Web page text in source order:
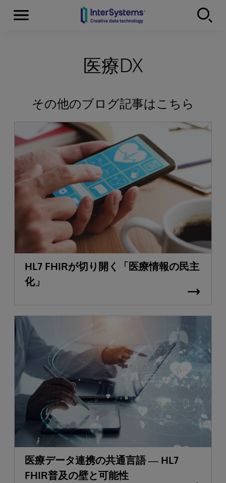
Skip to content
Menu
医療DX
その他のブログ記事はこちら
HL7 FHIRが切り開く「医療情報の民主
化」
医療データ連携の共通言語 ― HL7
FHIR普及の壁と可能性